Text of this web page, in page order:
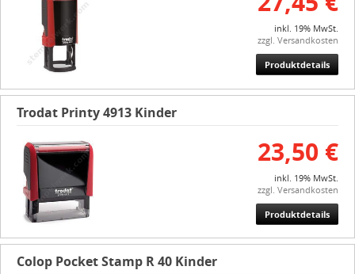
inkl. 19% MwSt.
zzgl. Versandkosten
Produktdetails
Trodat Printy 4913 Kinder
23,50 €
inkl. 19% MwSt.
zzgl. Versandkosten
Produktdetails
Colop Pocket Stamp R 40 Kinder